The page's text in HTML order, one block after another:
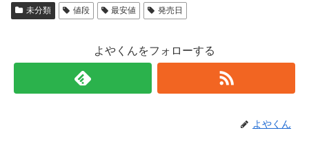
未分類 値段 最安値 発売日
よやくんをフォローする
よやくん